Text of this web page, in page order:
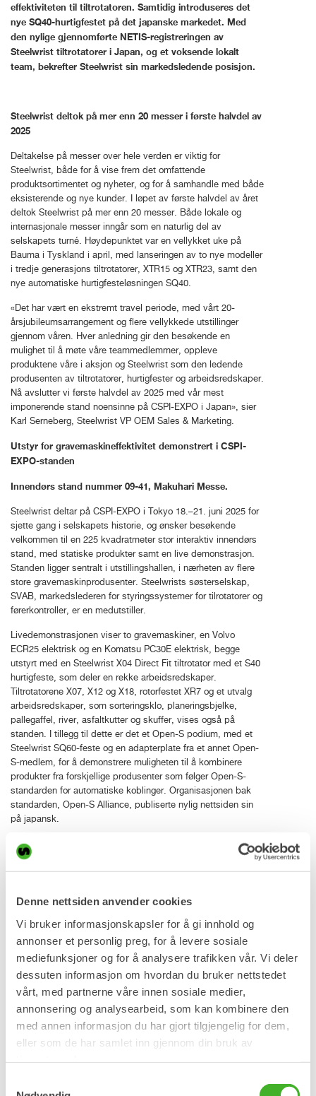
Denne nettsiden anvender cookies
Vi bruker informasjonskapsler for å gi innhold og
annonser et personlig preg, for å levere sosiale
mediefunksjoner og for å analysere trafikken vår. Vi deler
dessuten informasjon om hvordan du bruker nettstedet
vårt, med partnerne våre innen sosiale medier,
annonsering og analysearbeid, som kan kombinere den
med annen informasjon du har gjort tilgjengelig for dem,
eller som de har samlet inn gjennom din bruk av
effektiviteten til tiltrotatoren. Samtidig introduseres det
nye SQ40-hurtigfestet på det japanske markedet. Med
den nylige gjennomførte NETIS-registreringen av
Steelwrist tiltrotatorer i Japan, og et voksende lokalt
team, bekrefter Steelwrist sin markedsledende posisjon.
Steelwrist deltok på mer enn 20 messer i første halvdel av
2025
Deltakelse på messer over hele verden er viktig for
Steelwrist, både for å vise frem det omfattende
produktsortimentet og nyheter, og for å samhandle med både
eksisterende og nye kunder. I løpet av første halvdel av året
deltok Steelwrist på mer enn 20 messer. Både lokale og
internasjonale messer inngår som en naturlig del av
selskapets turné. Høydepunktet var en vellykket uke på
Bauma i Tyskland i april, med lanseringen av to nye modeller
i tredje generasjons tiltrotatorer, XTR15 og XTR23, samt den
nye automatiske hurtigfesteløsningen SQ40.
«Det har vært en ekstremt travel periode, med vårt 20-
årsjubileumsarrangement og flere vellykkede utstillinger
gjennom våren. Hver anledning gir den besøkende en
mulighet til å møte våre teammedlemmer, oppleve
produktene våre i aksjon og Steelwrist som den ledende
produsenten av tiltrotatorer, hurtigfester og arbeidsredskaper.
Nå avslutter vi første halvdel av 2025 med vår mest
imponerende stand noensinne på CSPI-EXPO i Japan», sier
Karl Serneberg, Steelwrist VP OEM Sales & Marketing.
Utstyr for gravemaskineffektivitet demonstrert i CSPI-
EXPO-standen
Innendørs stand nummer 09-41, Makuhari Messe.
Steelwrist deltar på CSPI-EXPO i Tokyo 18.–21. juni 2025 for
sjette gang i selskapets historie, og ønsker besøkende
velkommen til en 225 kvadratmeter stor interaktiv innendørs
stand, med statiske produkter samt en live demonstrasjon.
Standen ligger sentralt i utstillingshallen, i nærheten av flere
store gravemaskinprodusenter. Steelwrists søsterselskap,
SVAB, markedslederen for styringssystemer for tilrotatorer og
førerkontroller, er en medutstiller.
Livedemonstrasjonen viser to gravemaskiner, en Volvo
ECR25 elektrisk og en Komatsu PC30E elektrisk, begge
utstyrt med en Steelwrist X04 Direct Fit tiltrotator med et S40
hurtigfeste, som deler en rekke arbeidsredskaper.
Tiltrotatorene X07, X12 og X18, rotorfestet XR7 og et utvalg
arbeidsredskaper, som sorteringsklo, planeringsbjelke,
pallegaffel, river, asfaltkutter og skuffer, vises også på
standen. I tillegg til dette er det et Open-S podium, med et
Steelwrist SQ60-feste og en adapterplate fra et annet Open-
S-medlem, for å demonstrere muligheten til å kombinere
produkter fra forskjellige produsenter som følger Open-S-
standarden for automatiske koblinger. Organisasjonen bak
standarden, Open-S Alliance, publiserte nylig nettsiden sin
på japansk.
Introduksjon av det automatiske hurtigfestesystemet
SQ40 i Japan
Først vist på Bauma-messen i april – Nå introduserer
japanske markedet. X07-tiltrotatoren som er utstilt på
standen på CSPI-EXPO er utstyrt med SQ40. SQ-teknologien
gjør det enkelt og trygt å bytte hydrauliske arbeidsredskaper,
gravemaskiner, opptil 6 tonn.
Takket være et modulært design, med betydelig redusert
antall komponenter, er det enkelt å oppgradere maskinfester,
tiltrotatorer og redskaper fra S til SQ. Hann-SQ-koblingene på
redskapet er integrert i akselen, og ved å bytte ut akselen
kan oppgraderingen gjøres på en veldig enkel måte. Dette
tilpasses et bredt spekter av hydrauliske arbeidsverktøy.